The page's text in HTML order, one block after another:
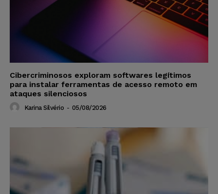
Cibercriminosos exploram softwares legítimos
para instalar ferramentas de acesso remoto em
ataques silenciosos
Karina Silvério - 05/08/2026